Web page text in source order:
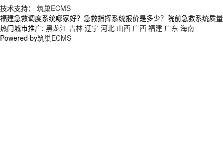
技术支持： 筑巢ECMS
福建急救调度系统哪家好？急救指挥系统报价是多少？院前急救系统
热门城市推广: 黑龙江 吉林 辽宁 河北 山西 广西 福建 广东 海南
Powered by筑巢ECMS